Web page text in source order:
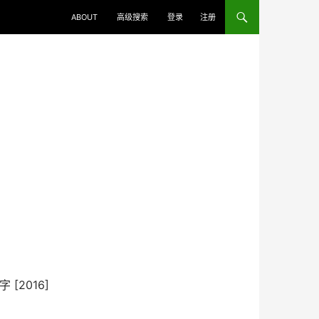
ABOUT 高级搜索 登录 注册
[2016]